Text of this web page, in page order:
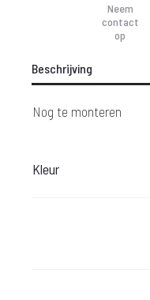
Neem
contact
op
Beschrijving
Nog te monteren
Kleur